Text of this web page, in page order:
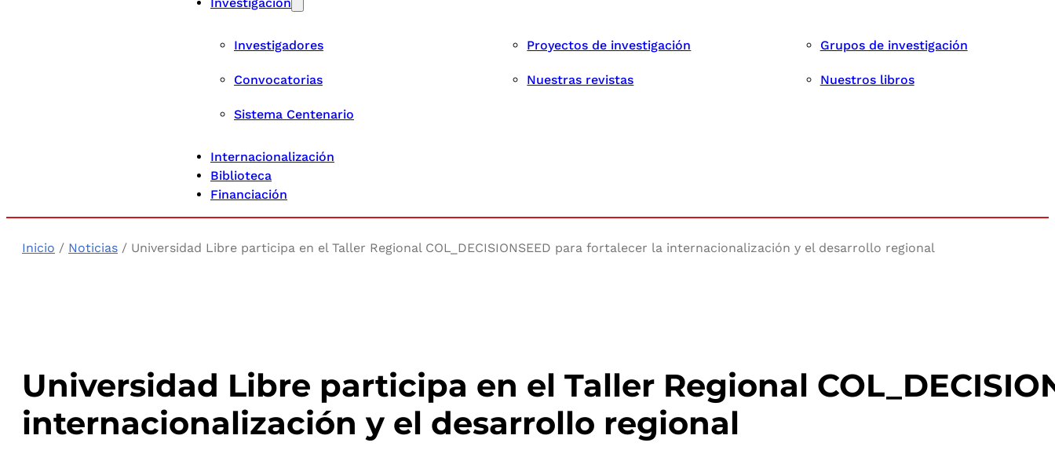
Investigadores Proyectos de investigación Grupos de investigación
Convocatorias Nuestras revistas Nuestros libros
Sistema Centenario
Internacionalización
Biblioteca
Financiación
Inicio / Noticias / Universidad Libre participa en el Taller Regional COL_DECISIONSEED para fortalecer la internacionalización y el desarrollo regional
Universidad Libre participa en el Taller Regional
internacionalización y el desarrollo regional